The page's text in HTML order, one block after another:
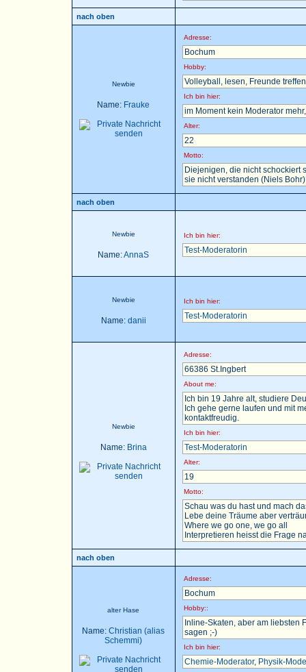
nach oben
Newbie
Name: Frauke
Adresse:
Bochum
Hobby:
Volleyball, lesen, Freunde
Ich bin hier:
im Moment kein Moderator
Alter:
22
Motto:
Diejenigen, die nicht schockiert
sie nicht verstanden (Niels Bohr)
nach oben
Newbie
Name:AnnaS
Ich bin hier:
Test-Moderatorin
Newbie
Name: danii
Ich bin hier:
Test-Moderatorin
Newbie
Name: Brina
Adresse:
66386 St.Ingbert
About me:
Ich bin 19 Jahre alt, studiere
Ich gehe gerne laufen und mit
kontaktfreudig.
Ich bin hier:
Test-Moderatorin
Alter:
19
Motto:
Schau was du hast und mach
Lebe deine Träume aber
Where we go one, we go all
Interpretieren heisst die Frage
nach oben
alter Hase
Name: Christian (alias
Schemmi)
Adresse:
Bochum
Hobby::
Inline-Skaten, aber am liebsten
sagen ;-)
Ich bin hier:
Chemie-Moderator, Physik-